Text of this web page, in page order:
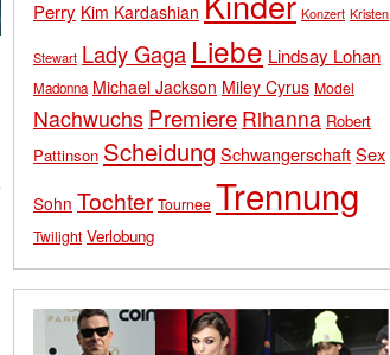
Perry Kim Kardashian Konzert Kristen
Stewart Lady Gaga Liebe Lindsay Lohan
Madonna Michael Jackson Miley Cyrus Model
Nachwuchs Premiere Rihanna Robert
Pattinson Scheidung SchwangerschaftSex
Sohn Tochter Tournee Trennung
Twilight Verlobung